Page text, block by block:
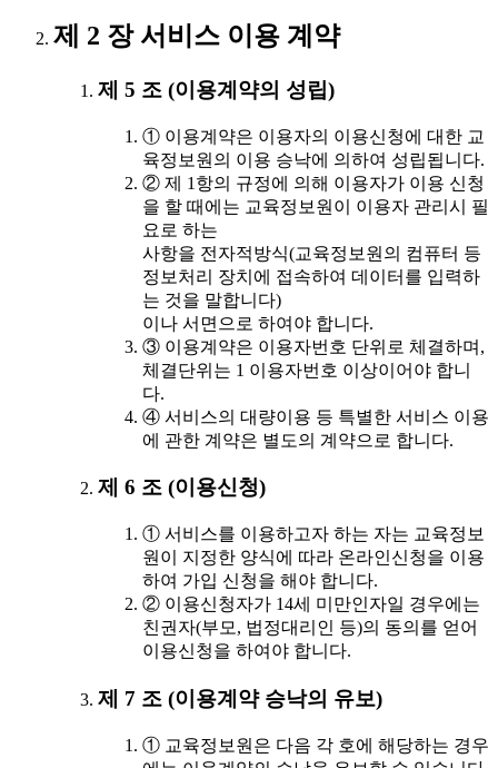
제 2 장 서비스 이용 계약
제 5 조 (이용계약의 성립)
① 이용계약은 이용자의 이용신청에 대한 교
육정보원의 이용 승낙에 의하여 성립됩니다.
② 제 1항의 규정에 의해 이용자가 이용 신청
을 할 때에는 교육정보원이 이용자 관리시 필
요로 하는
사항을 전자적방식(교육정보원의 컴퓨터 등
정보처리 장치에 접속하여 데이터를 입력하
는 것을 말합니다)
이나 서면으로 하여야 합니다.
③ 이용계약은 이용자번호 단위로 체결하며,
체결단위는 1 이용자번호 이상이어야 합니
다.
④ 서비스의 대량이용 등 특별한 서비스 이용
에 관한 계약은 별도의 계약으로 합니다.
제 6 조 (이용신청)
① 서비스를 이용하고자 하는 자는 교육정보
원이 지정한 양식에 따라 온라인신청을 이용
하여 가입 신청을 해야 합니다.
② 이용신청자가 14세 미만인자일 경우에는
친권자(부모, 법정대리인 등)의 동의를 얻어
이용신청을 하여야 합니다.
제 7 조 (이용계약 승낙의 유보)
① 교육정보원은 다음 각 호에 해당하는 경우